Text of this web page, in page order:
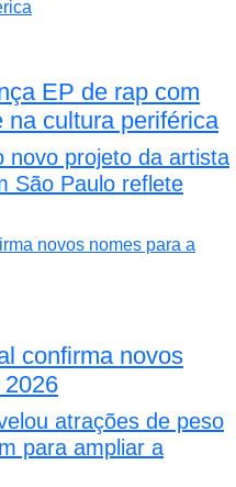
EP de rap com
na cultura periférica
novo projeto da artista
São Paulo reflete
confirma novos
atrações de peso
para ampliar a